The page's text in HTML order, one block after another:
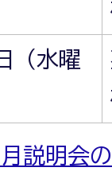
（水曜
月説明会